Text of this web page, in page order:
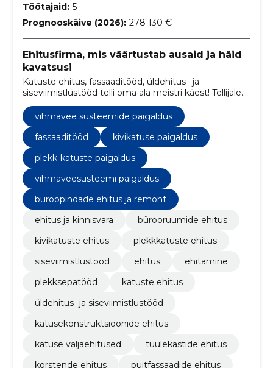
Töötajaid: 5
Prognooskäive (2026): 278 130 €
Ehitusfirma, mis väärtustab ausaid ja häid
kavatsusi
Katuste ehitus, fassaaditööd, üldehitus– ja
siseviimistlustööd telli oma ala meistri käest! Tellijale
loome kindlustunde läbi korrektse töö ja suhtumise
vihmavee süsteemide paigaldus
fassaaditööd
kivikatuse paigaldus
plekk-katuste paigaldus
vihmaveesüsteemi paigaldus
büroopindade ehitus ja remont
ehitus ja kinnisvara
bürooruumide ehitus
kivikatuste ehitus
plekkkatuste ehitus
siseviimistlustööd
ehitus
ehitamine
plekksepatööd
katuste ehitus
üldehitus- ja siseviimistlustööd
katusekonstruktsioonide ehitus
katuse väljaehitused
tuulekastide ehitus
korstende ehitus
puitfassaadide ehitus